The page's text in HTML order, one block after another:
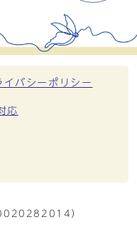
イバシーポリシー
応
）